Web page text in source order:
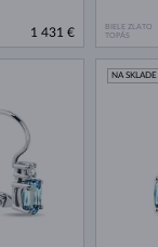
1 431 €
BIELE ZLATO
TOPÁS
NA SKLADE